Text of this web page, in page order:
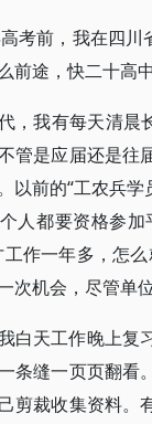
考前，我在四
前途，快二十高
，我有每天清晨
管是应届还是往
以前的“工农兵
人都要资格参
工作一年多，怎
次机会，尽管单
白天工作晚上复
条缝一页页翻看
剪裁收集资料。